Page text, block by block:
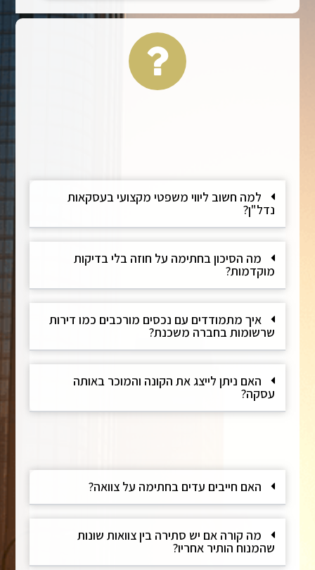
למה חשוב ליווי משפטי מקצועי בעסקאות
נדל"ן?
מה הסיכון בחתימה על חוזה בלי בדיקות
מוקדמות?
איך מתמודדים עם נכסים מורכבים כמו דירות
שרשומות בחברה משכנת?
האם ניתן לייצג את הקונה והמוכר באותה
עסקה?
האם חייבים עדים בחתימה על צוואה?
מה קורה אם יש סתירה בין צוואות שונות
שהמנוח הותיר אחריו?